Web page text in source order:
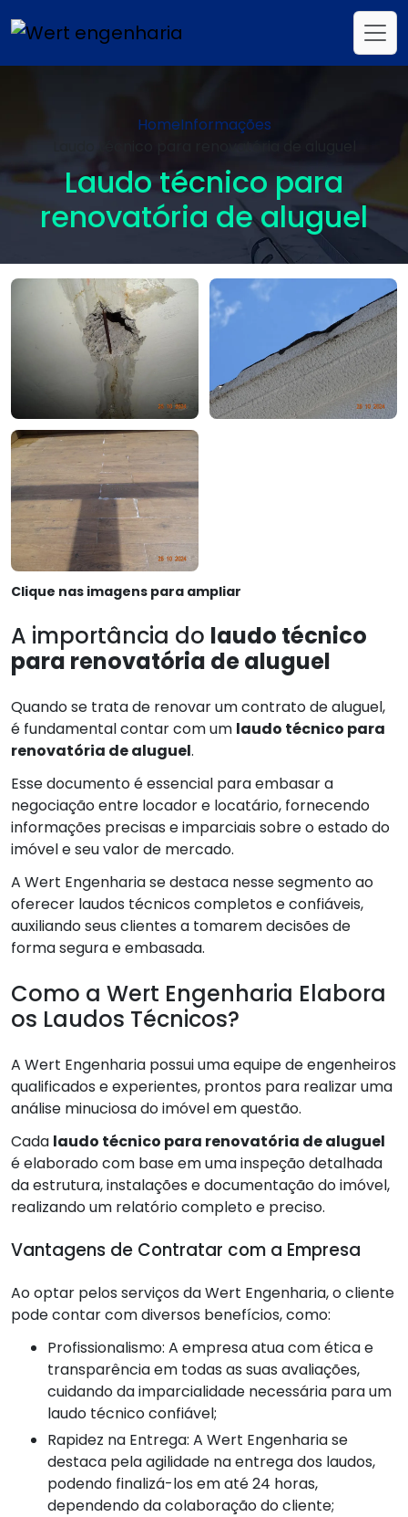
HomeInformações
Laudo técnico para
renovatória de aluguel
Clique nas imagens para ampliar
A importância do laudo técnico
para renovatória de aluguel
Quando se trata de renovar um contrato de aluguel,
é fundamental contar com um laudo técnico para
renovatória de aluguel.
Esse documento é essencial para embasar a
negociação entre locador e locatário, fornecendo
informações precisas e imparciais sobre o estado do
imóvel e seu valor de mercado.
A Wert Engenharia se destaca nesse segmento ao
oferecer laudos técnicos completos e confiáveis,
auxiliando seus clientes a tomarem decisões de
forma segura e embasada.
Como a Wert Engenharia Elabora
os Laudos Técnicos?
A Wert Engenharia possui uma equipe de engenheiros
qualificados e experientes, prontos para realizar uma
análise minuciosa do imóvel em questão.
Cada laudo técnico para renovatória de aluguel
é elaborado com base em uma inspeção detalhada
da estrutura, instalações e documentação do imóvel,
realizando um relatório completo e preciso.
Vantagens de Contratar com a Empresa
Ao optar pelos serviços da Wert Engenharia, o cliente
pode contar com diversos benefícios, como:
Profissionalismo: A empresa atua com ética e
transparência em todas as suas avaliações,
cuidando da imparcialidade necessária para um
laudo técnico confiável;
Rapidez na Entrega: A Wert Engenharia se
destaca pela agilidade na entrega dos laudos,
podendo finalizá-los em até 24 horas,
dependendo da colaboração do cliente;